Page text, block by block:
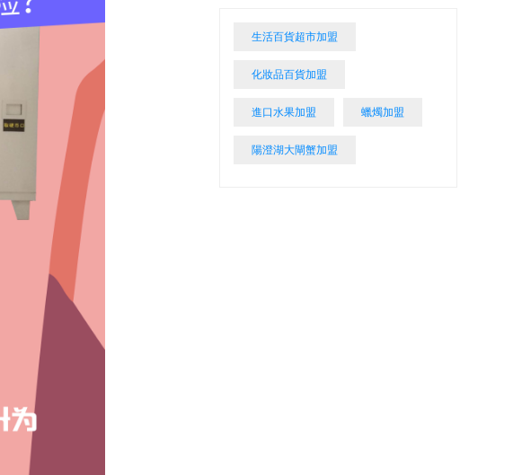
生活百貨超市加盟
化妝品百貨加盟
進口水果加盟 蠟燭加盟
陽澄湖大閘蟹加盟